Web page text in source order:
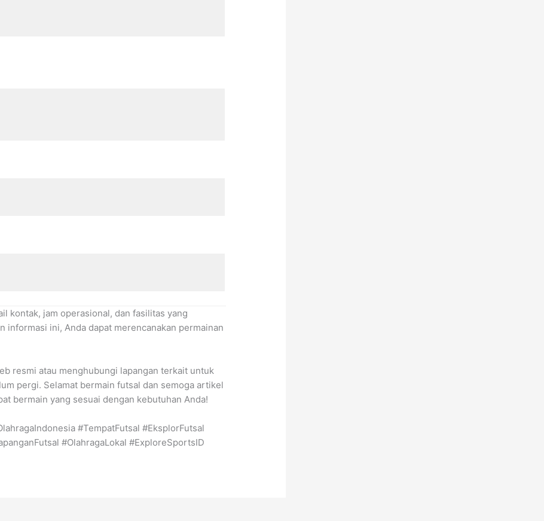
kontak, jam operasional, dan fasilitas yang
informasi ini, Anda dapat merencanakan permainan
resmi atau menghubungi lapangan terkait untuk
pergi. Selamat bermain futsal dan semoga artikel
bermain yang sesuai dengan kebutuhan Anda!
#TempatFutsal #EksplorFutsal
#OlahragaLokal #ExploreSportsID